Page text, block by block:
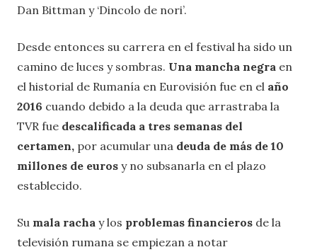
Dan Bittman y ‘Dincolo de nori’.
Desde entonces su carrera en el festival ha sido un
camino de luces y sombras. Una mancha negra en
el historial de Rumanía en Eurovisión fue en el año
2016 cuando debido a la deuda que arrastraba la
TVR fue descalificada a tres semanas del
certamen, por acumular una deuda de más de 10
millones de euros y no subsanarla en el plazo
establecido.
Su mala racha y los problemas financieros de la
televisión rumana se empiezan a notar